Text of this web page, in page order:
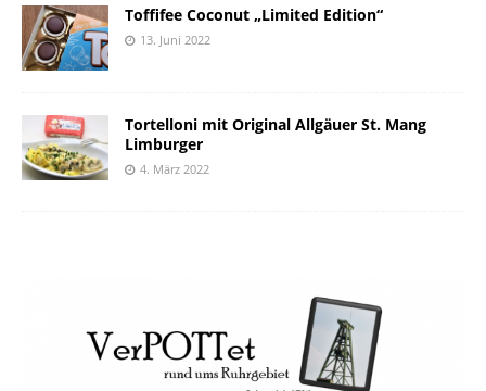
Toffifee Coconut „Limited Edition“
13. Juni 2022
Tortelloni mit Original Allgäuer St. Mang
Limburger
4. März 2022